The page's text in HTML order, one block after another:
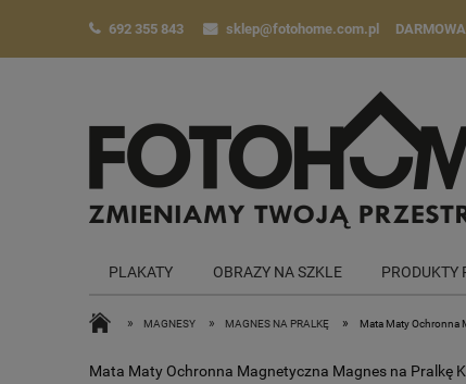
692 355 843 sklep@fotohome.com.pl
PLAKATY OBRAZY NA SZKLE PRODUKTY
» MAGNESY » MAGNES NA PRALKĘ » Mata Maty Ochronna
Mata Maty Ochronna Magnetyczna Magnes na Pralkę